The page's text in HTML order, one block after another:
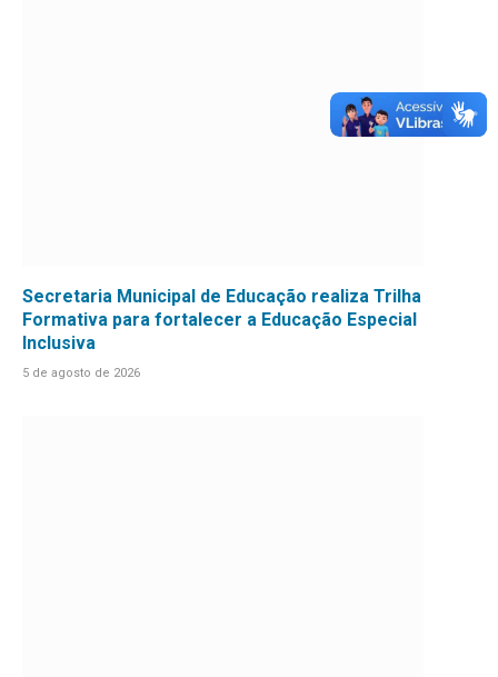
Secretaria Municipal de Educação realiza Trilha
Formativa para fortalecer a Educação Especial
Inclusiva
5 de agosto de 2026